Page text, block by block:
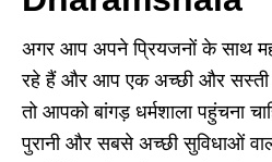
अगर आप अपने प्रियजनों के साथ
रहे हैं और आप एक अच्छी और सस्ती
तो आपको बांगड़ धर्मशाला पहुंचना
पुरानी और सबसे अच्छी सुविधाओं